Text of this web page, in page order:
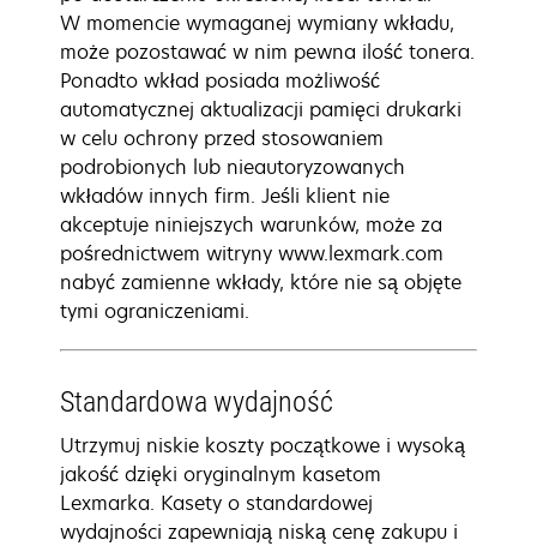
W momencie wymaganej wymiany wkładu,
może pozostawać w nim pewna ilość tonera.
Ponadto wkład posiada możliwość
automatycznej aktualizacji pamięci drukarki
w celu ochrony przed stosowaniem
podrobionych lub nieautoryzowanych
wkładów innych firm. Jeśli klient nie
akceptuje niniejszych warunków, może za
pośrednictwem witryny www.lexmark.com
nabyć zamienne wkłady, które nie są objęte
tymi ograniczeniami.
Standardowa wydajność
Utrzymuj niskie koszty początkowe i wysoką
jakość dzięki oryginalnym kasetom
Lexmarka. Kasety o standardowej
wydajności zapewniają niską cenę zakupu i